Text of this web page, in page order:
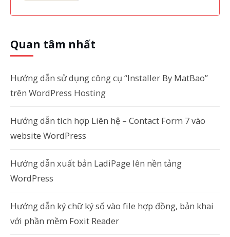
Quan tâm nhất
Hướng dẫn sử dụng công cụ “Installer By MatBao”
trên WordPress Hosting
Hướng dẫn tích hợp Liên hệ – Contact Form 7 vào
website WordPress
Hướng dẫn xuất bản LadiPage lên nền tảng
WordPress
Hướng dẫn ký chữ ký số vào file hợp đồng, bản khai
với phần mềm Foxit Reader